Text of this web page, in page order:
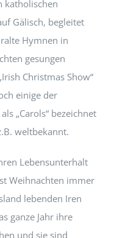
katholischen
Gälisch, begleitet
Hymnen in
gesungen
Christmas Show“
einige der
„Carols“ bezeichnet
weltbekannt.
Lebensunterhalt
Weihnachten immer
lebenden Iren
ganze Jahr ihre
und sie sind